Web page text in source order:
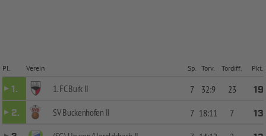
Pl. Verein Sp. Torv. Tordiff. Pkt.
1. 1. FC Burk II 7 32:9 23
19
2.
SV Buckenhofen II 7 18:11 7
13